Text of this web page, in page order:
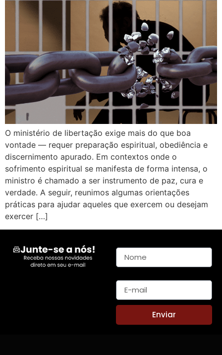
O ministério de libertação exige mais do que boa
vontade — requer preparação espiritual, obediência e
discernimento apurado. Em contextos onde o
sofrimento espiritual se manifesta de forma intensa, o
ministro é chamado a ser instrumento de paz, cura e
verdade. A seguir, reunimos algumas orientações
práticas para ajudar aqueles que exercem ou desejam
exercer […]
Enviar